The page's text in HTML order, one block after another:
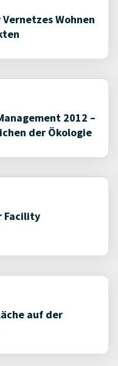
Wohnen
2012 –
der Ökologie
Facility
auf der